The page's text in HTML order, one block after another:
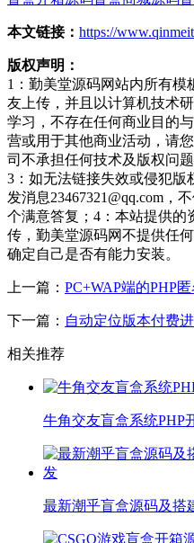
本文链接： https://
版权声明：
1：勤美堂源码网站内所有模
友上传，并且以计算机技术
学习，不存在任何商业目的
营或用于其他商业活动，请
司不承担任何技术及版权问
3：如无法链接失效或侵犯版
发消息23467321@qq.com，
个满意答复；4：本站提供的
传，勤美堂源码网不提供任
确定自己是否有能力安装。
上一篇： PC+WAP端的PHP
下一篇： 自动定位版本付费
相关推荐
牛角交友盲盒系统PHP
最新潮乎盲盒源码及搭